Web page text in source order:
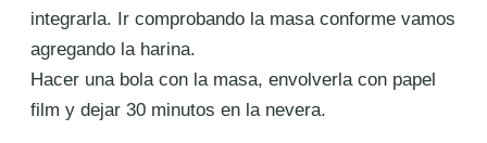
integrarla. Ir comprobando la masa conforme vamos
agregando la harina.
Hacer una bola con la masa, envolverla con papel
film y dejar 30 minutos en la nevera.